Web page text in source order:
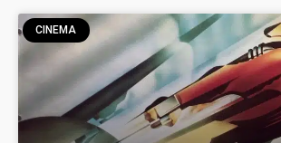
CINEMA